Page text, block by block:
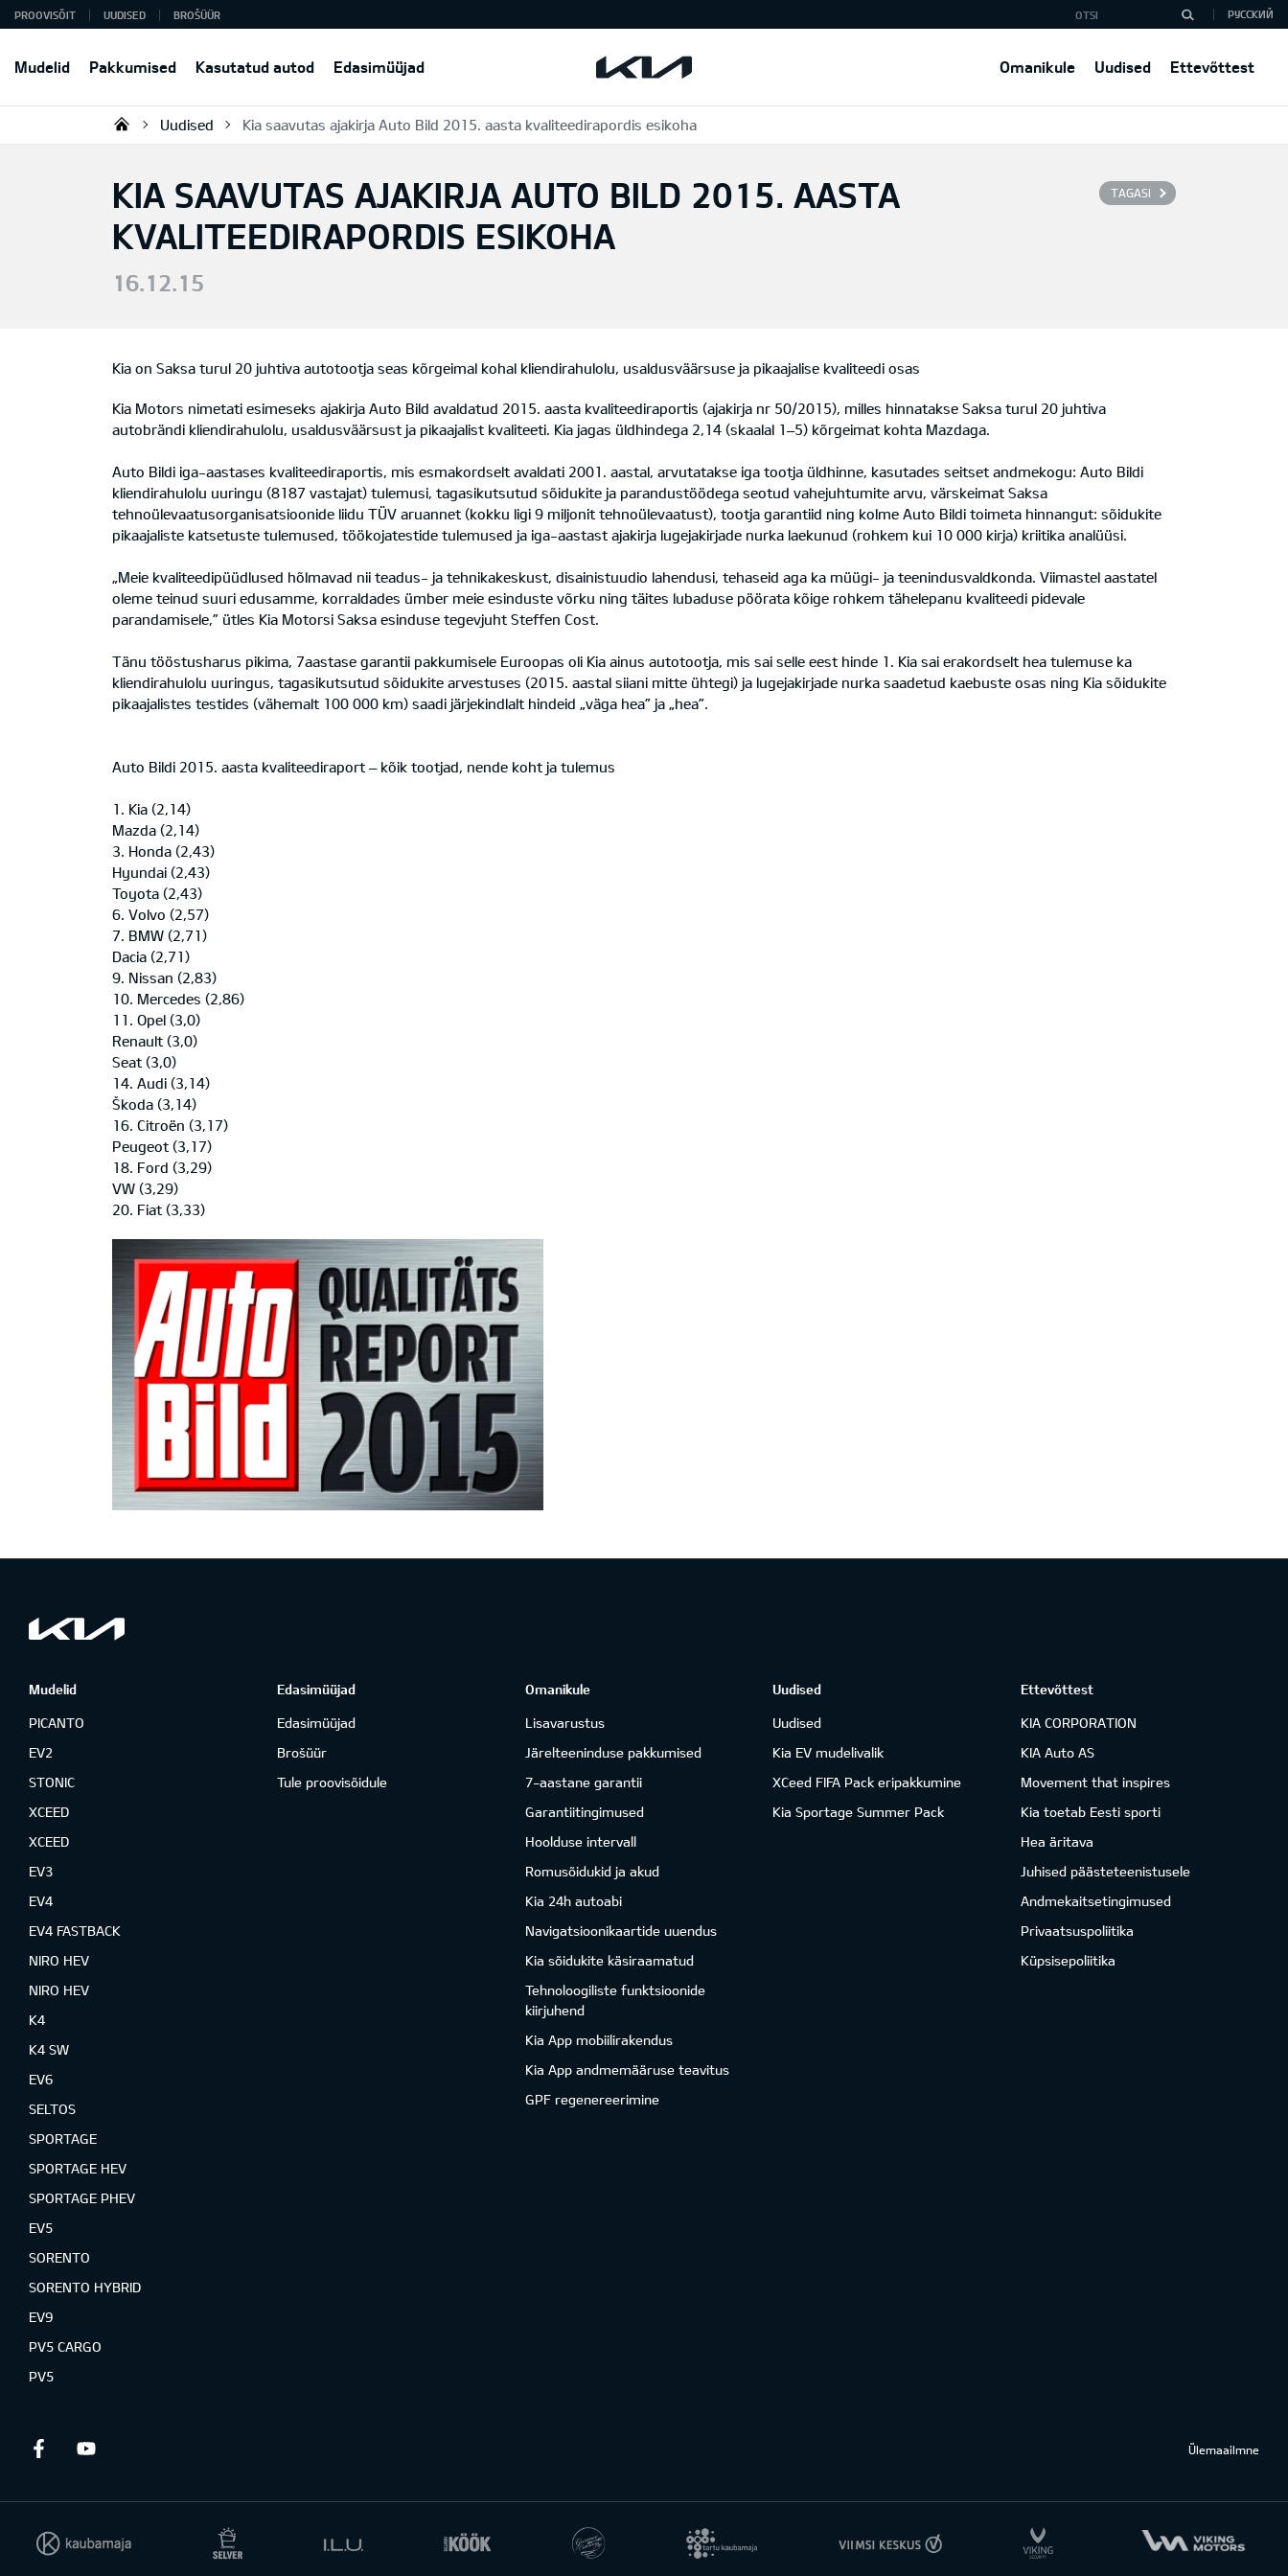
Mudelid Pakkumised Kasutatud autod Edasimüüjad Omanikule Uudised Ettevõttest
PROOVISÕIT UUDISED BROŠÜÜR РУССКИЙ
KIA AUTO AS
Uudised Kia saavutas ajakirja Auto Bild 2015. aasta kvaliteedirapordis esikoha
TAGASI
KIA SAAVUTAS AJAKIRJA AUTO BILD 2015. AASTA
KVALITEEDIRAPORDIS ESIKOHA
16.12.15
Kia on Saksa turul 20 juhtiva autotootja seas kõrgeimal kohal kliendirahulolu, usaldusväärsuse ja pikaajalise kvaliteedi osas
Kia Motors nimetati esimeseks ajakirja Auto Bild avaldatud 2015. aasta kvaliteediraportis (ajakirja nr 50/2015), milles hinnatakse Saksa turul 20 juhtiva
autobrändi kliendirahulolu, usaldusväärsust ja pikaajalist kvaliteeti. Kia jagas üldhindega 2,14 (skaalal 1–5) kõrgeimat kohta Mazdaga.
Auto Bildi iga-aastases kvaliteediraportis, mis esmakordselt avaldati 2001. aastal, arvutatakse iga tootja üldhinne, kasutades seitset andmekogu: Auto Bildi
kliendirahulolu uuringu (8187 vastajat) tulemusi, tagasikutsutud sõidukite ja parandustöödega seotud vahejuhtumite arvu, värskeimat Saksa
tehnoülevaatusorganisatsioonide liidu TÜV aruannet (kokku ligi 9 miljonit tehnoülevaatust), tootja garantiid ning kolme Auto Bildi toimeta hinnangut: sõidukite
pikaajaliste katsetuste tulemused, töökojatestide tulemused ja iga-aastast ajakirja lugejakirjade nurka laekunud (rohkem kui 10 000 kirja) kriitika analüüsi.
„Meie kvaliteedipüüdlused hõlmavad nii teadus- ja tehnikakeskust, disainistuudio lahendusi, tehaseid aga ka müügi- ja teenindusvaldkonda. Viimastel aastatel
oleme teinud suuri edusamme, korraldades ümber meie esinduste võrku ning täites lubaduse pöörata kõige rohkem tähelepanu kvaliteedi pidevale
parandamisele,” ütles Kia Motorsi Saksa esinduse tegevjuht Steffen Cost.
Tänu tööstusharus pikima, 7aastase garantii pakkumisele Euroopas oli Kia ainus autotootja, mis sai selle eest hinde 1. Kia sai erakordselt hea tulemuse ka
kliendirahulolu uuringus, tagasikutsutud sõidukite arvestuses (2015. aastal siiani mitte ühtegi) ja lugejakirjade nurka saadetud kaebuste osas ning Kia sõidukite
pikaajalistes testides (vähemalt 100 000 km) saadi järjekindlalt hindeid „väga hea” ja „hea”.
Auto Bildi 2015. aasta kvaliteediraport – kõik tootjad, nende koht ja tulemus
1. Kia (2,14)
Mazda (2,14)
3. Honda (2,43)
Hyundai (2,43)
Toyota (2,43)
6. Volvo (2,57)
7. BMW (2,71)
Dacia (2,71)
9. Nissan (2,83)
10. Mercedes (2,86)
11. Opel (3,0)
Renault (3,0)
Seat (3,0)
14. Audi (3,14)
Škoda (3,14)
16. Citroën (3,17)
Peugeot (3,17)
18. Ford (3,29)
VW (3,29)
20. Fiat (3,33)
Mudelid
PICANTO
EV2
STONIC
XCEED
XCEED
EV3
EV4
EV4 FASTBACK
NIRO HEV
NIRO HEV
K4
K4 SW
EV6
SELTOS
SPORTAGE
SPORTAGE HEV
SPORTAGE PHEV
EV5
SORENTO
SORENTO HYBRID
EV9
PV5 CARGO
PV5
Edasimüüjad
Edasimüüjad
Brošüür
Tule proovisõidule
Omanikule
Lisavarustus
Järelteeninduse pakkumised
7-aastane garantii
Garantiitingimused
Hoolduse intervall
Romusõidukid ja akud
Kia 24h autoabi
Navigatsioonikaartide uuendus
Kia sõidukite käsiraamatud
Tehnoloogiliste funktsioonide
kiirjuhend
Kia App mobiilirakendus
Kia App andmemääruse teavitus
GPF regenereerimine
Uudised
Uudised
Kia EV mudelivalik
XCeed FIFA Pack eripakkumine
Kia Sportage Summer Pack
Ettevõttest
KIA CORPORATION
KIA Auto AS
Movement that inspires
Kia toetab Eesti sporti
Hea äritava
Juhised päästeteenistusele
Andmekaitsetingimused
Privaatsuspoliitika
Küpsisepoliitika
Facebook Ülemaailmne